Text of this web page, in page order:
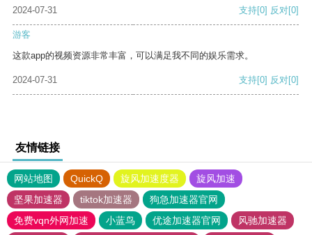
2024-07-31 支持[0] 反对[0]
游客
这款app的视频资源非常丰富，可以满足我不同的娱乐需求。
2024-07-31 支持[0] 反对[0]
友情链接
网站地图 QuickQ 旋风加速度器
旋风加速
坚果加速器
tiktok加速器
狗急加速器官网
免费vqn外网加速
小蓝鸟 优途加速器官网
风驰加速器